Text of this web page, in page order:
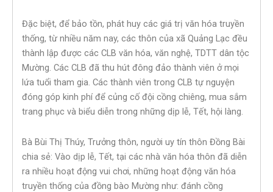
Đặc biệt, để bảo tồn, phát huy các giá trị văn hóa truyền
thống, từ nhiều năm nay, các thôn của xã Quảng Lạc đều
thành lập được các CLB văn hóa, văn nghệ, TDTT dân tộc
Mường. Các CLB đã thu hút đông đảo thành viên ở mọi
lứa tuổi tham gia. Các thành viên trong CLB tự nguyện
đóng góp kinh phí để củng cố đội cồng chiêng, mua sắm
trang phục và biểu diễn trong những dịp lễ, Tết, hội làng.
Bà Bùi Thị Thúy, Trưởng thôn, người uy tín thôn Đồng Bài
chia sẻ: Vào dịp lễ, Tết, tại các nhà văn hóa thôn đã diễn
ra nhiều hoạt động vui chơi, những hoạt động văn hóa
truyền thống của đồng bào Mường như: đánh cồng